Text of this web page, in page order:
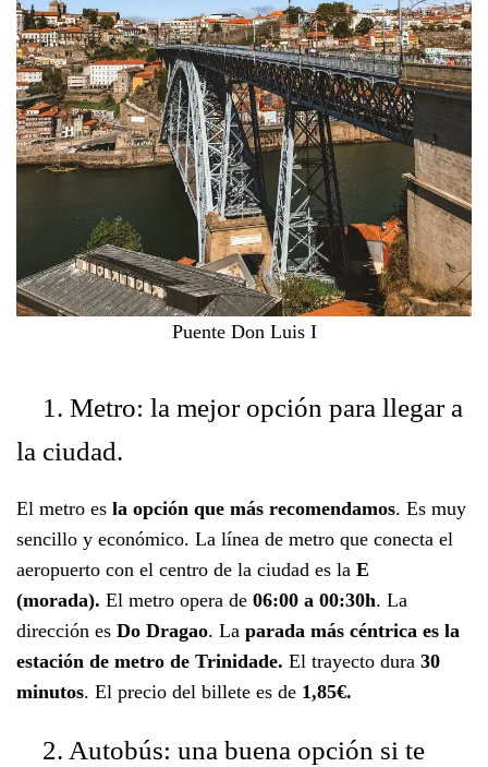
Puente Don Luis I
1. Metro: la mejor opción para llegar a
la ciudad.
El metro es la opción que más recomendamos. Es muy
sencillo y económico. La línea de metro que conecta el
aeropuerto con el centro de la ciudad es la E
(morada). El metro opera de 06:00 a 00:30h. La
dirección es Do Dragao. La parada más céntrica es la
estación de metro de Trinidade. El trayecto dura 30
minutos. El precio del billete es de 1,85€.
2. Autobús: una buena opción si te